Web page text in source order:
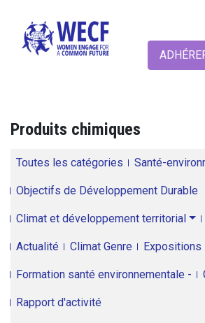
Produits chimiques
Toutes les catégories Santé-
Objectifs de Développement Durable
Climat et développement territorial
Actualité Climat Genre Expositions
Formation santé environnementale -
Rapport d'activité